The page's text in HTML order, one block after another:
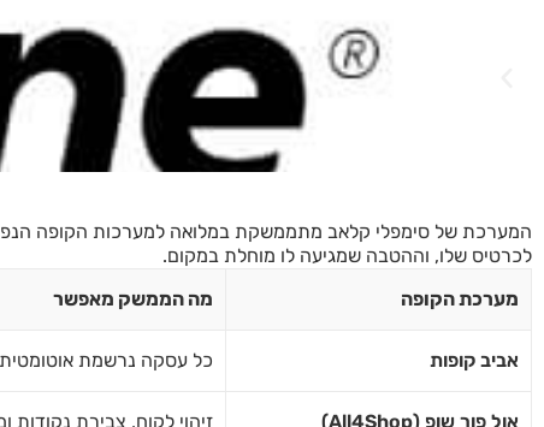
המערכת של סימפלי קלאב מתממשקת במלואה למערכות הקופה
לכרטיס שלו, וההטבה שמגיעה לו מוחלת במקום.
מערכת הקופה
מה הממשק מאפשר
אביב קופות כל עסקה נרשמת אוטומטית
אול פור שופ (All4Shop) זיהוי לקוח, צבירת נקודות